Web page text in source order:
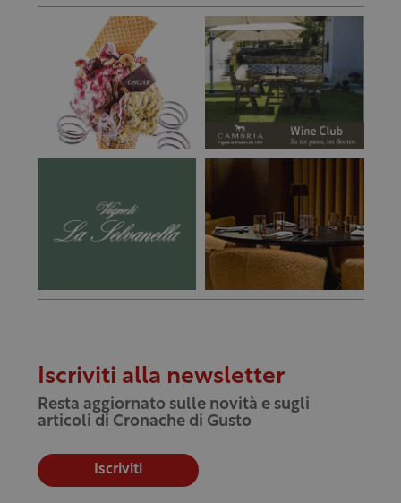
Iscriviti alla newsletter
Resta aggiornato sulle novità e sugli
articoli di Cronache di Gusto
Iscriviti